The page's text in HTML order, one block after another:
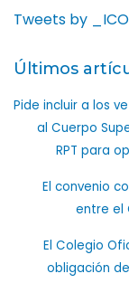
Tweets by
Últimos
Pide incluir a los
al Cuerpo
RPT para
El convenio
entre el
El Colegio
obligación